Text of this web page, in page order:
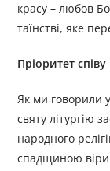
красу – любов
таїнстві, яке
Пріоритет
Як ми говорили
святу літургію
народного
спадщиною віри